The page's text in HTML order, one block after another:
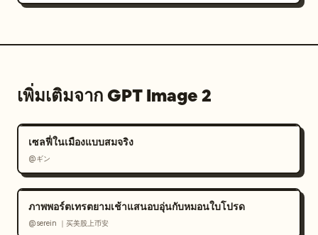
เพิ่มเติมจาก GPT Image 2
เซลฟี่ในเมืองแบบสมจริง
@ギン
ภาพพอร์ตเทรตยามเช้าแสนอบอุ่นกับหมอนใบโปรด
@serein ｜买美股上币安